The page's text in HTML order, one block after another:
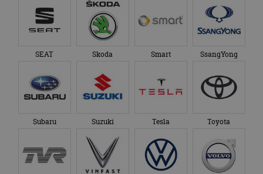
SEAT Skoda Smart SsangYong
Subaru Suzuki Tesla Toyota